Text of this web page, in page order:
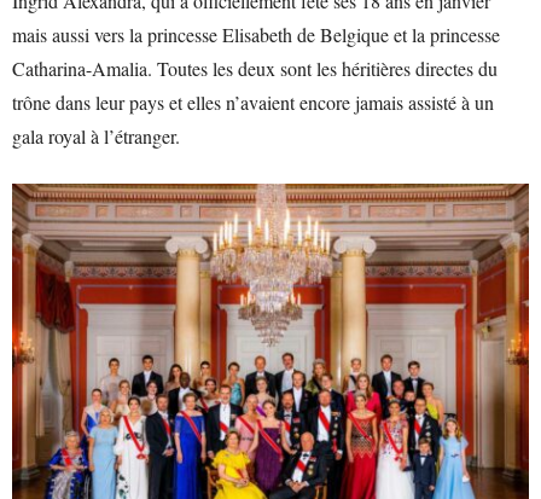
mais aussi vers la princesse Elisabeth de Belgique et la princesse
Catharina-Amalia. Toutes les deux sont les héritières directes du
trône dans leur pays et elles n’avaient encore jamais assisté à un
gala royal à l’étranger.